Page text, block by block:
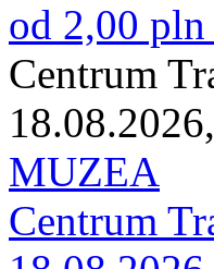
od 2,00 pln
Centrum
MUZEA
Centrum